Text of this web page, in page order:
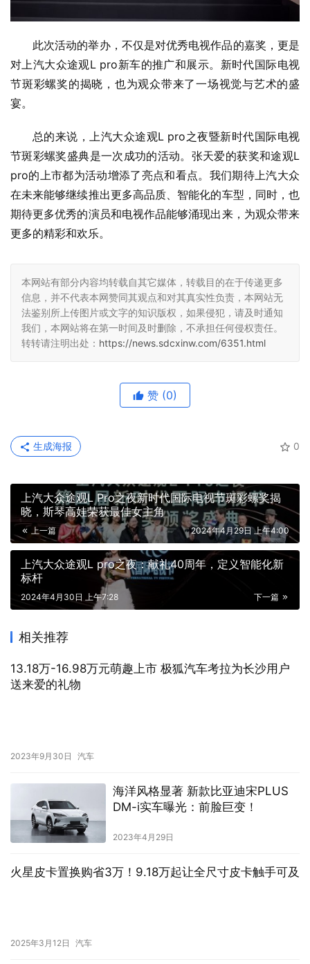
此次活动的举办，不仅是对优秀电视作品的嘉奖，更是
对上汽大众途观L pro新车的推广和展示。新时代国际电视
节斑彩螺奖的揭晓，也为观众带来了一场视觉与艺术的盛
宴。
总的来说，上汽大众途观L pro之夜暨新时代国际电视
节斑彩螺奖盛典是一次成功的活动。张天爱的获奖和途观L
pro的上市都为活动增添了亮点和看点。我们期待上汽大众
在未来能够继续推出更多高品质、智能化的车型，同时，也
期待更多优秀的演员和电视作品能够涌现出来，为观众带来
更多的精彩和欢乐。
本网站有部分内容均转载自其它媒体，转载目的在于传递更多
信息，并不代表本网赞同其观点和对其真实性负责，本网站无
法鉴别所上传图片或文字的知识版权，如果侵犯，请及时通知
我们，本网站将在第一时间及时删除，不承担任何侵权责任。
转转请注明出处： https://news.sdcxinw.com/6351.html
赞 (0)
0
生成海报
上汽大众途观L Pro之夜新时代国际电视节斑彩螺奖揭
晓，斯琴高娃荣获最佳女主角
上一篇 2024年4月29日 上午4:00
上汽大众途观L pro之夜：献礼40周年，定义智能化新
标杆
下一篇
2024年4月30日 上午7:28
相关推荐
13.18万-16.98万元萌趣上市 极狐汽车考拉为长沙用户
送来爱的礼物
2023年9月30日 汽车
海洋风格显著 新款比亚迪宋PLUS
DM-i实车曝光：前脸巨变！
2023年4月29日
火星皮卡置换购省3万！9.18万起让全尺寸皮卡触手可及
2025年3月12日 汽车